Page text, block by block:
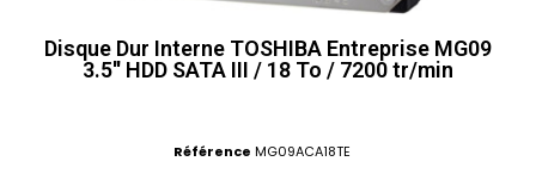
Disque Dur Interne TOSHIBA Entreprise MG09
3.5'' HDD SATA III / 18 To / 7200 tr/min
Référence MG09ACA18TE